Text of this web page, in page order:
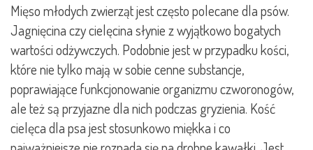
Mięso młodych zwierząt jest często polecane dla psów.
Jagnięcina czy cielęcina słynie z wyjątkowo bogatych
wartości odżywczych. Podobnie jest w przypadku kości,
które nie tylko mają w sobie cenne substancje,
poprawiające funkcjonowanie organizmu czworonogów,
ale też są przyjazne dla nich podczas gryzienia. Kość
cielęca dla psa jest stosunkowo miękka i co